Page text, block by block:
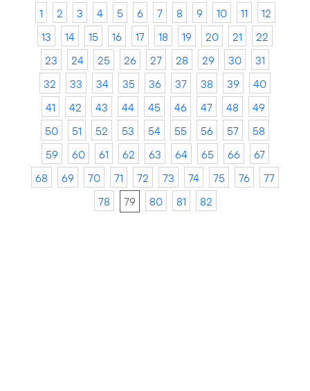
1 2 3 4 5 6 7 8 9 10 11
12
13
14 15 16 17 18 19 20 21
22
23
24 25 26 27 28 29 30
31
32
33 34 35 36 37 38 39
40
41
42 43 44 45 46 47 48
49
50
51 52 53 54 55 56 57
58
59
60 61 62 63 64 65 66
67
68
69 70 71 72 73 74 75 76
77
78
79 80 81 82